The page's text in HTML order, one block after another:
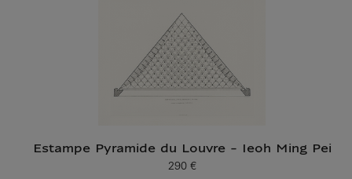
Estampe Pyramide du Louvre - Ieoh Ming Pei
Prix ​​actuel
290 €